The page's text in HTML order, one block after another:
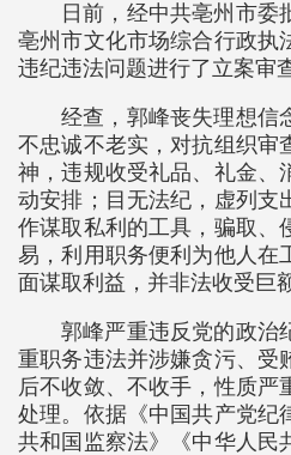
日前，经中共亳州市委
亳州市文化市场综合行政执
违纪违法问题进行了立案审
经查，郭峰丧失理想信
不忠诚不老实，对抗组织审
神，违规收受礼品、礼金、
动安排；目无法纪，虚列支
作谋取私利的工具，骗取、
易，利用职务便利为他人在
面谋取利益，并非法收受巨
郭峰严重违反党的政治
重职务违法并涉嫌贪污、受
后不收敛、不收手，性质严
处理。依据《中国共产党纪
共和国监察法》《中华人民